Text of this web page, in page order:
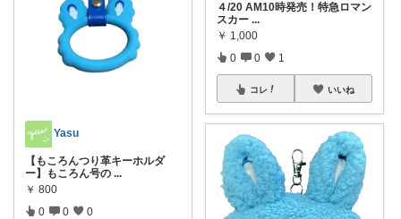
Yasu
【もころんつり革キーホルダ
ー】もころん号の ...
￥ 800
0 0 0
４/20 AM10時発売！特急ロマン
スカー ...
￥ 1,000
0 0 1
コレ いいね